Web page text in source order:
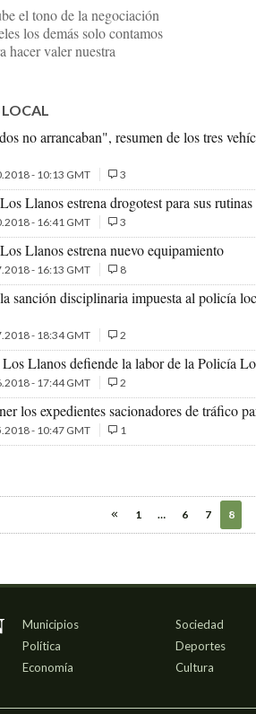
el tono de la negociación
los demás solo contamos
hacer valer nuestra
no arrancaban", resumen de los tres
- 10:13 GMT 3
Llanos estrena drogotest para sus
- 16:41 GMT 3
Llanos estrena nuevo equipamiento
- 16:13 GMT 8
sanción disciplinaria impuesta al policía
- 18:34 GMT 2
Llanos defiende la labor de la Policía
- 17:44 GMT 2
los expedientes sacionadores de tráfico
- 10:47 GMT 1
1 … 6 7 8
Municipios
Política
Economía
Sociedad
Deportes
Cultura